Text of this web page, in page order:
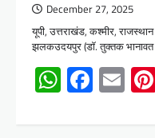
December 27, 2025
यूपी, उत्तराखंड, कश्मीर,
झलकउदयपुर (डॉ. तुक्तक